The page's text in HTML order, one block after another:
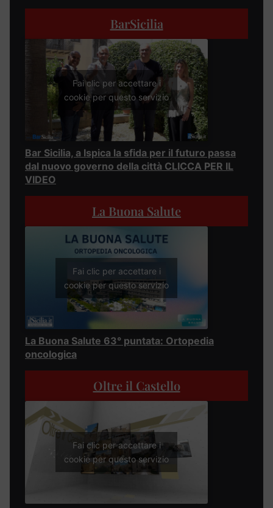
BarSicilia
Fai clic per accettare i
cookie per questo servizio
Bar Sicilia, a Ispica la sfida per il futuro passa
dal nuovo governo della città CLICCA PER IL
VIDEO
La Buona Salute
Fai clic per accettare i
cookie per questo servizio
La Buona Salute 63° puntata: Ortopedia
oncologica
Oltre il Castello
Fai clic per accettare i
cookie per questo servizio